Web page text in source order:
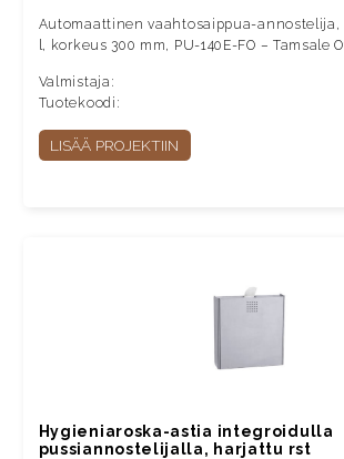
Automaattinen vaahtosaippua-annostelija,
l, korkeus 300 mm, PU-140E-FO – Tamsale
Valmistaja:
Tuotekoodi:
LISÄÄ PROJEKTIIN
Hygieniaroska-astia integroidulla
pussiannostelijalla, harjattu rst